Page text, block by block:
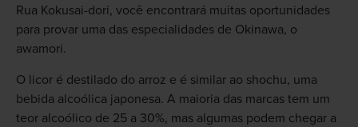
Rua Kokusai-dori, você encontrará muitas oportunidades
para provar uma das especialidades de Okinawa, o
awamori.
O licor é destilado do arroz e é similar ao shochu, uma
bebida alcoólica japonesa. A maioria das marcas tem um
teor alcoólico de 25 a 30%, mas algumas podem chegar a